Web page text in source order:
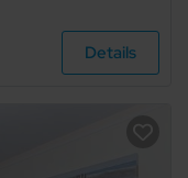
Details